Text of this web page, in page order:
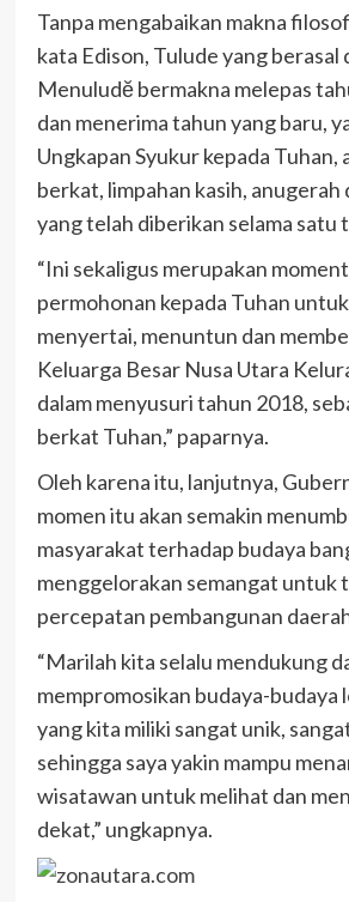
Tanpa mengabaikan makna
kata Edison, Tulude yang berasal
Menuludĕ bermakna melepas
dan menerima tahun yang baru,
Ungkapan Syukur kepada Tuhan,
berkat, limpahan kasih, anugerah
yang telah diberikan selama satu
“Ini sekaligus merupakan
permohonan kepada Tuhan
menyertai, menuntun dan
Keluarga Besar Nusa Utara
dalam menyusuri tahun 2018,
berkat Tuhan,” paparnya.
Oleh karena itu, lanjutnya,
momen itu akan semakin
masyarakat terhadap budaya
menggelorakan semangat untuk
percepatan pembangunan
“Marilah kita selalu mendukung
mempromosikan budaya-budaya
yang kita miliki sangat unik,
sehingga saya yakin mampu
wisatawan untuk melihat dan
dekat,” ungkapnya.